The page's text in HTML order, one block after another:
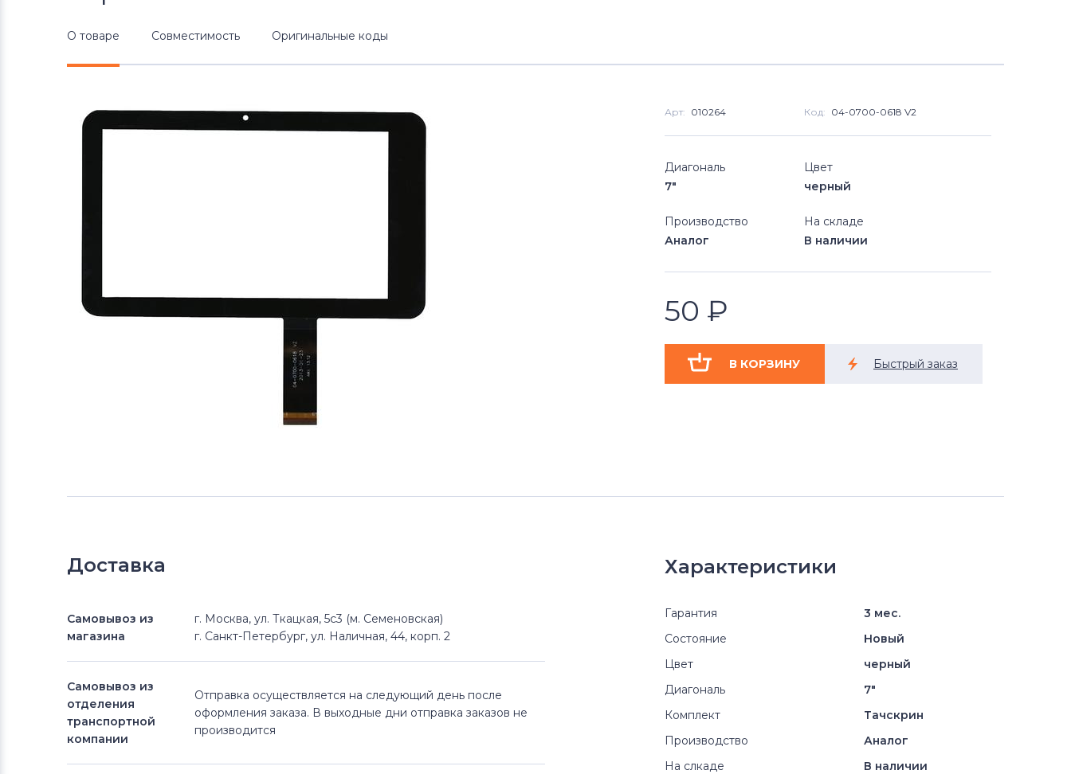
О товаре Совместимость Оригинальные коды
Арт: 010264 Код: 04-0700-0618 V2
Диагональ
7"
Цвет
черный
Производство
Аналог
На складе
В наличии
50 ₽
Доставка
Самовывоз из
магазина
г. Москва, ул. Ткацкая, 5с3 (м. Семеновская)
г. Санкт-Петербург, ул. Наличная, 44, корп. 2
Самовывоз из
отделения
транспортной
компании
Отправка осуществляется на следующий день после
оформления заказа. В выходные дни отправка заказов не
производится
Характеристики
Гарантия
3 мес.
Состояние
Новый
Цвет
черный
Диагональ
7"
Комплект
Тачскрин
Производство
Аналог
На слкаде
В наличии